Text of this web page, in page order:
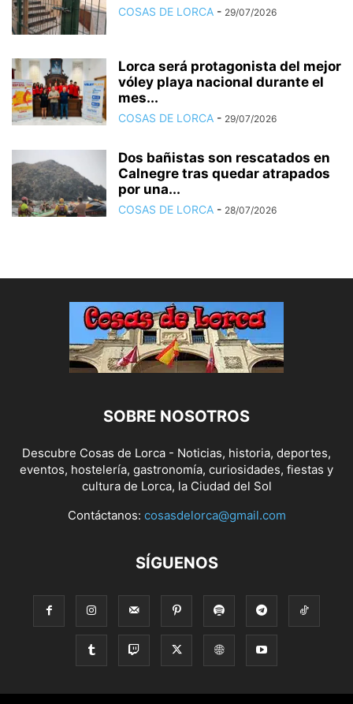
COSAS DE LORCA - 29/07/2026
Lorca será protagonista del mejor
vóley playa nacional durante el
mes...
COSAS DE LORCA - 29/07/2026
Dos bañistas son rescatados en
Calnegre tras quedar atrapados
por una...
COSAS DE LORCA - 28/07/2026
SOBRE NOSOTROS
Descubre Cosas de Lorca - Noticias, historia, deportes,
eventos, hostelería, gastronomía, curiosidades, fiestas y
cultura de Lorca, la Ciudad del Sol
Contáctanos: cosasdelorca@gmail.com
SÍGUENOS